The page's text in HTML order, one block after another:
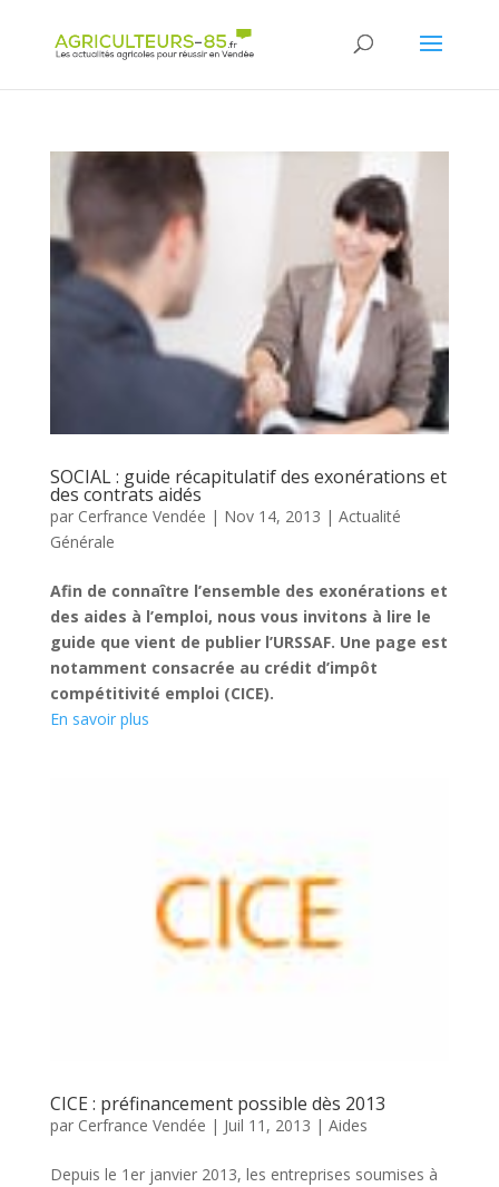
SOCIAL : guide récapitulatif des exonérations et
des contrats aidés
par Cerfrance Vendée | Nov 14, 2013 | Actualité
Générale
Afin de connaître l’ensemble des exonérations et
des aides à l’emploi, nous vous invitons à lire le
guide que vient de publier l’URSSAF. Une page est
notamment consacrée au crédit d’impôt
compétitivité emploi (CICE).
En savoir plus
CICE : préfinancement possible dès 2013
par Cerfrance Vendée | Juil 11, 2013 | Aides
Depuis le 1er janvier 2013, les entreprises soumises à